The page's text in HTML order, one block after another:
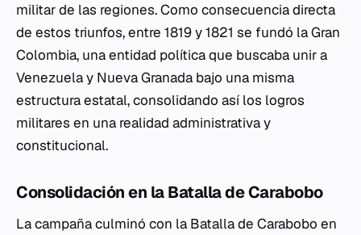
militar de las regiones. Como consecuencia directa
de estos triunfos, entre 1819 y 1821 se fundó la Gran
Colombia, una entidad política que buscaba unir a
Venezuela y Nueva Granada bajo una misma
estructura estatal, consolidando así los logros
militares en una realidad administrativa y
constitucional.
Consolidación en la Batalla de Carabobo
La campaña culminó con la Batalla de Carabobo en